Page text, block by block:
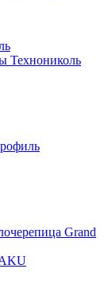
Технониколь
Grand